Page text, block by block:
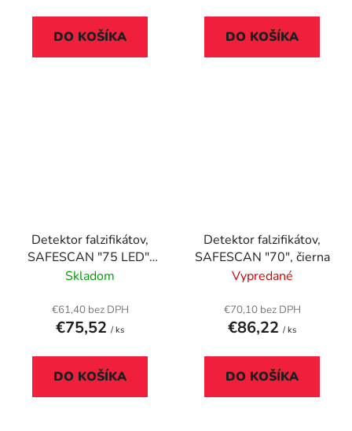
DO KOŠÍKA DO KOŠÍKA
Detektor falzifikátov,
SAFESCAN "75 LED",
čierny
Skladom
€61,40 bez DPH
€75,52 / ks
DO KOŠÍKA
Detektor falzifikátov,
SAFESCAN "70", čierna
Vypredané
€70,10 bez DPH
€86,22 / ks
DO KOŠÍKA